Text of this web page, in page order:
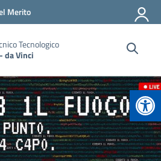
Merito
Tecnologico
da Vinci